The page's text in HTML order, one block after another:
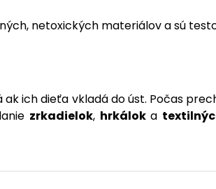
netoxických materiálov a sú
ich dieťa vkladá do úst. Počas
zrkadielok, hrkáloka